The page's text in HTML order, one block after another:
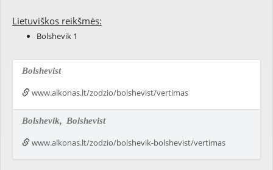
Lietuviškos reikšmės:
Bolshevik 1
Bolshevist
www.alkonas.lt/zodzio/bolshevist/vertimas
Bolshevik, Bolshevist
www.alkonas.lt/zodzio/bolshevik-bolshevist/vertimas